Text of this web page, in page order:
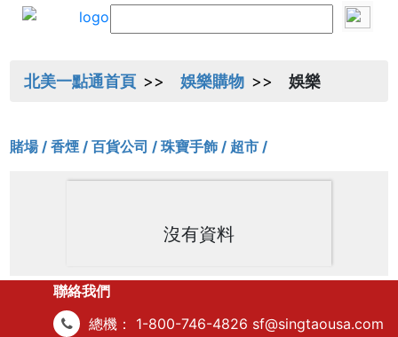
北美一點通首頁 娛樂購物 娛樂
賭場 /香煙 /百貨公司 /珠寶手飾 / 超市 /
沒有資料
聯絡我們
總機：
1-800-746-4826 sf@singtaousa.com